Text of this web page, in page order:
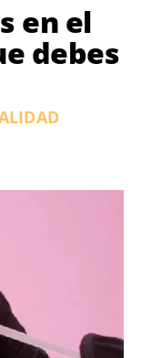
en el
debes